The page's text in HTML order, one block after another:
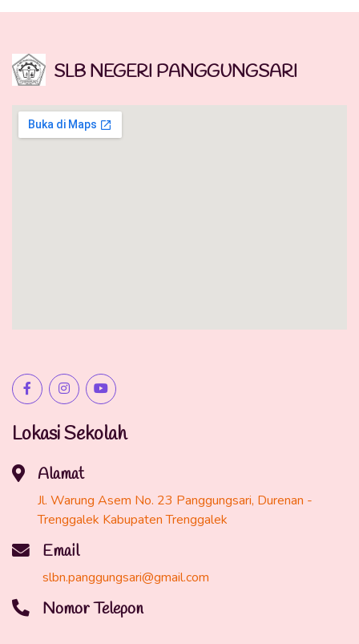
SLB NEGERI PANGGUNGSARI
Lokasi Sekolah
Alamat
Jl. Warung Asem No. 23 Panggungsari, Durenan -
Trenggalek Kabupaten Trenggalek
Email
slbn.panggungsari@gmail.com
Nomor Telepon